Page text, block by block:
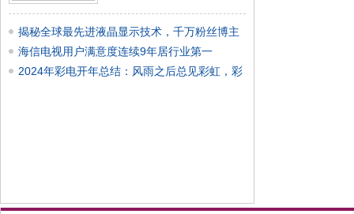
揭秘全球最先进液晶显示技术，千万粉丝博主
跨越海信电视用户满意度连续9年居行业第一
2024年彩电开年总结：风雨之后总见彩虹，彩